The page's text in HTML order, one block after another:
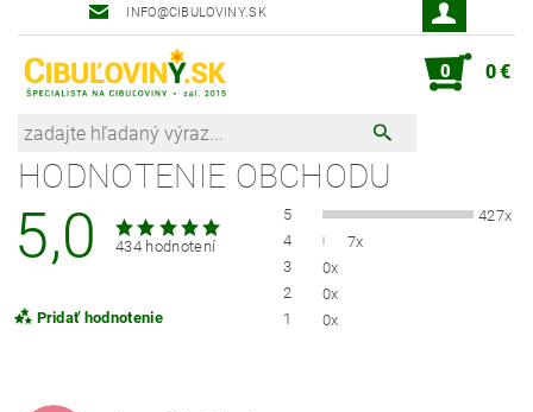
INFO@CIBULOVINY.SK
0 0 €
HODNOTENIE OBCHODU
5,0 434 hodnotení
Pridať hodnotenie
5
427x
4
7x
3
0x
2
0x
1
0x
Robot zahradník Peter